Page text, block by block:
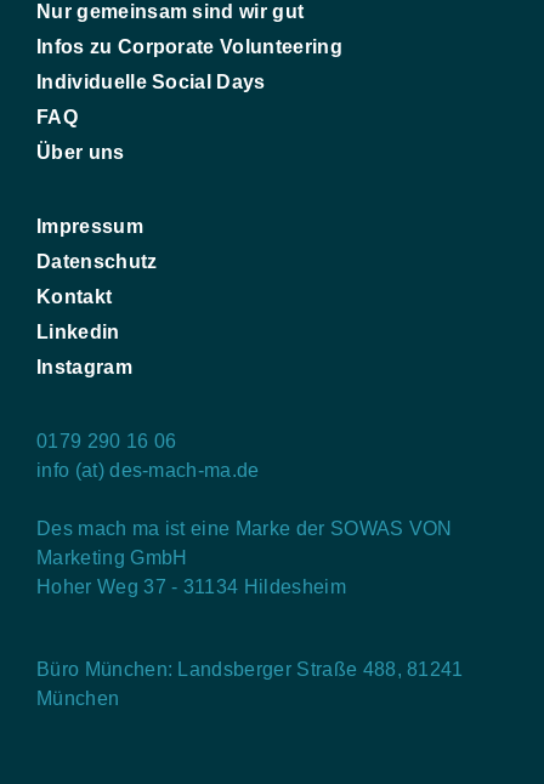
Nur gemeinsam sind wir gut
Infos zu Corporate Volunteering
Individuelle Social Days
FAQ
Über uns
Impressum
Datenschutz
Kontakt
Linkedin
Instagram
0179 290 16 06
info (at) des-mach-ma.de
Des mach ma ist eine Marke der SOWAS VON
Marketing GmbH
Hoher Weg 37 - 31134 Hildesheim
Büro München: Landsberger Straße 488, 81241
München